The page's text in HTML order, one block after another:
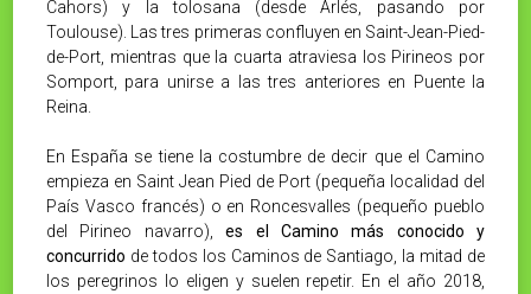
Cahors) y la tolosana (desde Arlés, pasando por
Toulouse). Las tres primeras confluyen en Saint-Jean-Pied-
de-Port, mientras que la cuarta atraviesa los Pirineos por
Somport, para unirse a las tres anteriores en Puente la
Reina.
En España se tiene la costumbre de decir que el Camino
empieza en Saint Jean Pied de Port (pequeña localidad del
País Vasco francés) o en Roncesvalles (pequeño pueblo
del Pirineo navarro),es el Camino más conocido y
concurrido de todos los Caminos de Santiago, la mitad de
los peregrinos lo eligen y suelen repetir. En el año 2018,